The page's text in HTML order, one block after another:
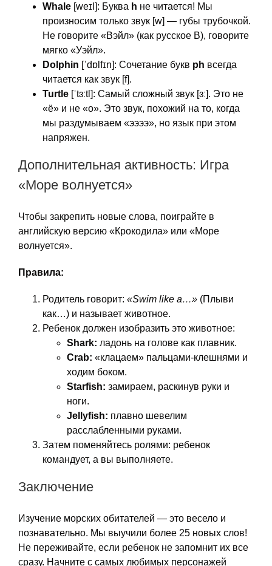
Whale [weɪl]: Буква h не читается! Мы
произносим только звук [w] — губы трубочкой.
Не говорите «Вэйл» (как русское В), говорите
мягко «Уэйл».
Dolphin [ˈdɒlfɪn]: Сочетание букв ph всегда
читается как звук [f].
Turtle [ˈtɜːtl]: Самый сложный звук [ɜː]. Это не
«ё» и не «о». Это звук, похожий на то, когда
мы раздумываем «ээээ», но язык при этом
напряжен.
Дополнительная активность: Игра
«Море волнуется»
Чтобы закрепить новые слова, поиграйте в
английскую версию «Крокодила» или «Море
волнуется».
Правила:
Родитель говорит: «Swim like a…» (Плыви
как…) и называет животное.
Ребенок должен изобразить это животное:
Shark: ладонь на голове как плавник.
Crab: «клацаем» пальцами-клешнями и
ходим боком.
Starfish: замираем, раскинув руки и
ноги.
Jellyfish: плавно шевелим
расслабленными руками.
Затем поменяйтесь ролями: ребенок
командует, а вы выполняете.
Заключение
Изучение морских обитателей — это весело и
познавательно. Мы выучили более 25 новых слов!
Не переживайте, если ребенок не запомнит их все
сразу. Начните с самых любимых персонажей